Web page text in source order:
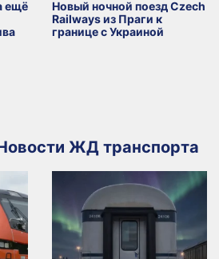
ещё
Новый ночной поезд Czech
Railways из Праги к
границе с Украиной
ЖД транспорта